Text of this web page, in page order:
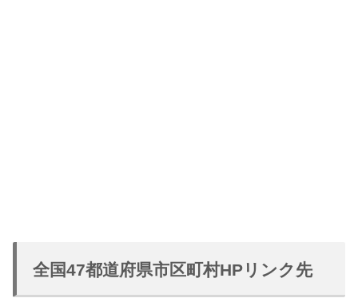
全国47都道府県市区町村HPリンク先